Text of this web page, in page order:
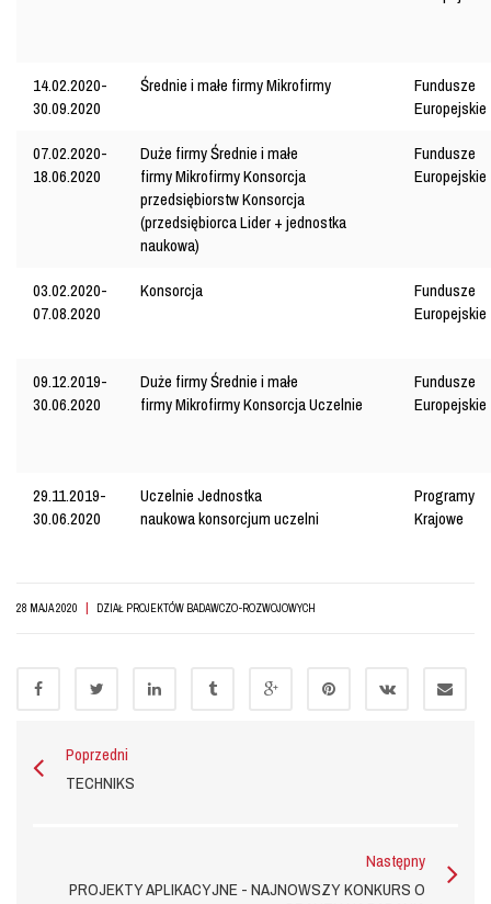
14.02.2020-
30.09.2020
Średnie i małe firmyMikrofirmy
Fundusze
Europejskie
07.02.2020-
18.06.2020
Duże firmyŚrednie i małe
firmyMikrofirmyKonsorcja
przedsiębiorstwKonsorcja
(przedsiębiorca Lider + jednostka
naukowa)
Fundusze
Europejskie
03.02.2020-
07.08.2020
Konsorcja
Fundusze
Europejskie
09.12.2019-
30.06.2020
Duże firmyŚrednie i małe
firmyMikrofirmyKonsorcjaUczelnie
Fundusze
Europejskie
29.11.2019-
30.06.2020
UczelnieJednostka
naukowakonsorcjum uczelni
Programy
Krajowe
28 MAJA 2020 | DZIAŁ PROJEKTÓW BADAWCZO-ROZWOJOWYCH
Poprzedni
TECHNIKS
Następny
PROJEKTY APLIKACYJNE - NAJNOWSZY KONKURS O